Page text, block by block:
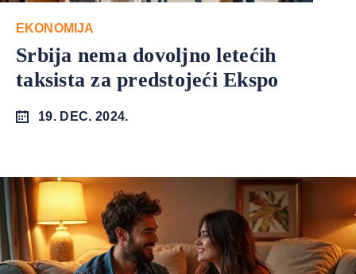
EKONOMIJA
Srbija nema dovoljno letećih
taksista za predstojeći Ekspo
19. DEC. 2024.